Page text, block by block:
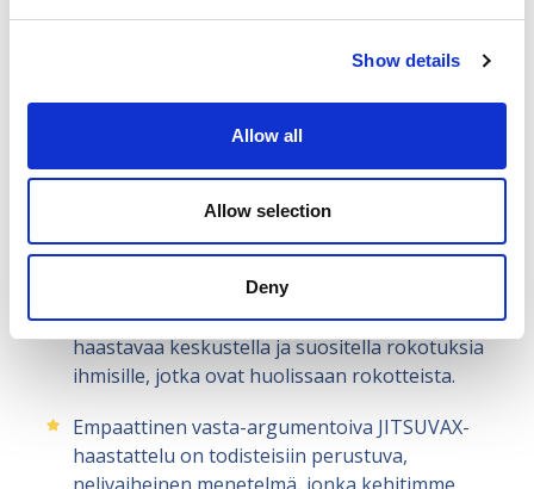
Show details
Allow all
Allow selection
Deny
tarkoitettua rokotekeskustelun kehysmallia –
empaattista vasta-argumentoivaa JITSUVAX-
Empaattinen vasta-argumentoiva
JITSUVAX-haastattelu
Rokotekeskustelun parantaminen
Monelle terveydenhuollon työntekijälle on
haastavaa keskustella ja suositella rokotuksia
ihmisille, jotka ovat huolissaan rokotteista.
Empaattinen vasta-argumentoiva JITSUVAX-
haastattelu on todisteisiin perustuva,